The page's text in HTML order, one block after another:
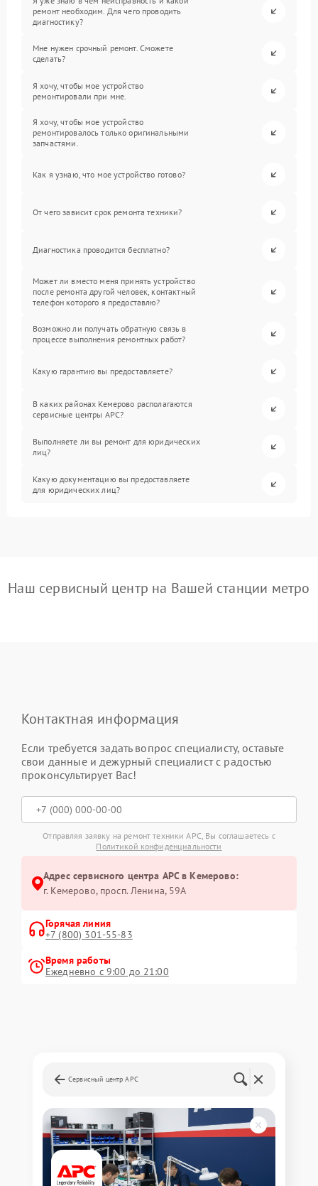
ремонт необходим. Для чего проводить
диагностику?
Мне нужен срочный ремонт. Сможете
сделать?
Я хочу, чтобы мое устройство
ремонтировали при мне.
Я хочу, чтобы мое устройство
ремонтировалось только оригинальными
запчастями.
Как я узнаю, что мое устройство готово?
От чего зависит срок ремонта техники?
Диагностика проводится бесплатно?
Может ли вместо меня принять устройство
после ремонта другой человек, контактный
телефон которого я предоставлю?
Возможно ли получать обратную связь в
процессе выполнения ремонтных работ?
Какую гарантию вы предоставляете?
В каких районах Кемерово располагаются
сервисные центры APC?
Выполняете ли вы ремонт для юридических
лиц?
Какую документацию вы предоставляете
для юридических лиц?
Наш сервисный центр на Вашей станции метро
Контактная информация
Если требуется задать вопрос специалисту, оставьте
свои данные и дежурный специалист с радостью
проконсультирует Вас!
Отправляя заявку на ремонт техники APC, Вы соглашаетесь с
Политикой конфиденциальности
Адрес сервисного центра APC в Кемерово:
г. Кемерово, просп. Ленина, 59А
Горячая линия
+7 (800) 301-55-83
Время работы
Ежедневно с 9:00 до 21:00
Сервисный центр APC